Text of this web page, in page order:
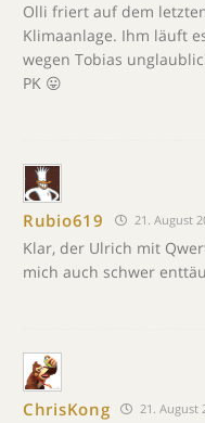
Olli friert auf dem
Klimaanlage. Ihm läuft
wegen Tobias
PK 😛
Rubio619 21. August
Klar, der Ulrich mit
mich auch schwer
ChrisKong 21. August